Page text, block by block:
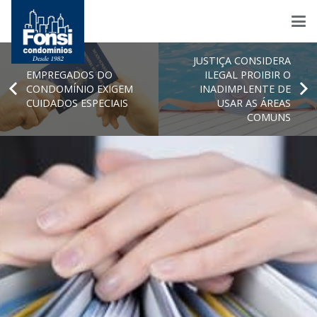
EMPREGADOS DO
CONDOMÍNIO EXIGEM
CUIDADOS ESPECIAIS
JUSTIÇA CONSIDERA
ILEGAL PROIBIR O
INADIMPLENTE DE
USAR AS ÁREAS
COMUNS